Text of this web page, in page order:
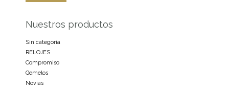
Nuestros productos
Sin categoría
RELOJES
Compromiso
Gemelos
Novias